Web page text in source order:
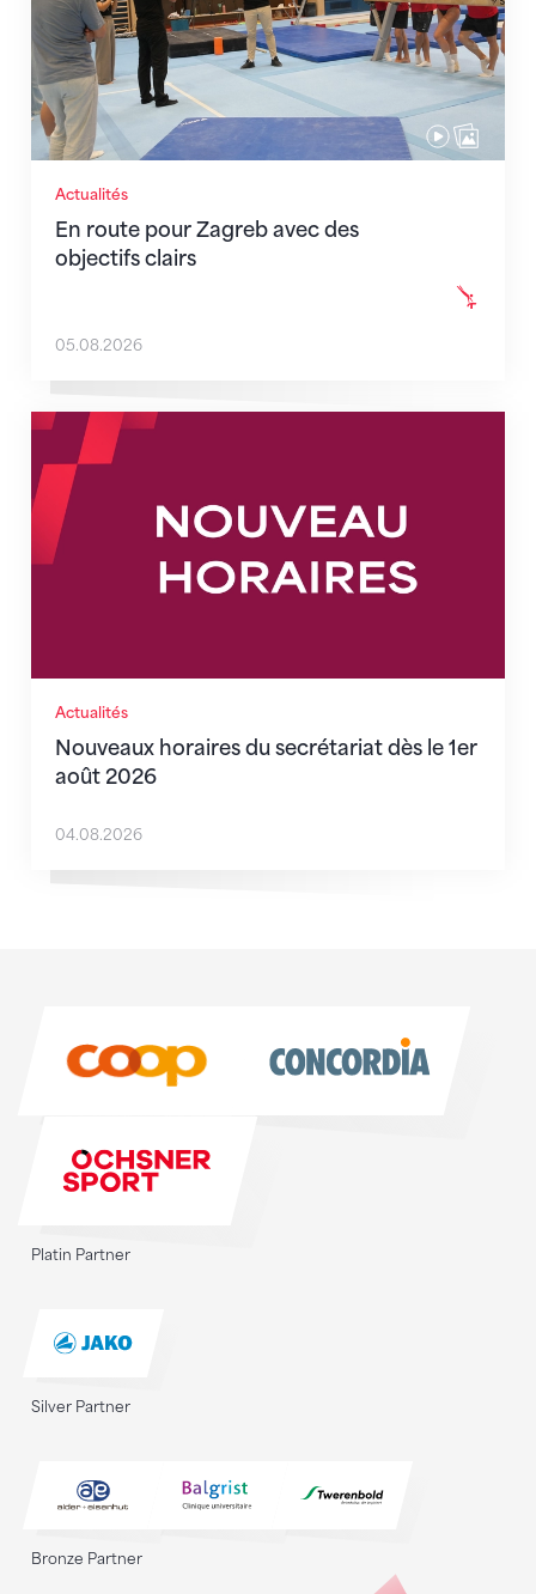
Actualités
En route pour Zagreb avec des
objectifs clairs
05.08.2026
Actualités
Nouveaux horaires du secrétariat dès le 1er
août 2026
Nouveaux horaires du secrétariat dès le 1er août
04.08.2026
Platin Partner
Silver Partner
Bronze Partner